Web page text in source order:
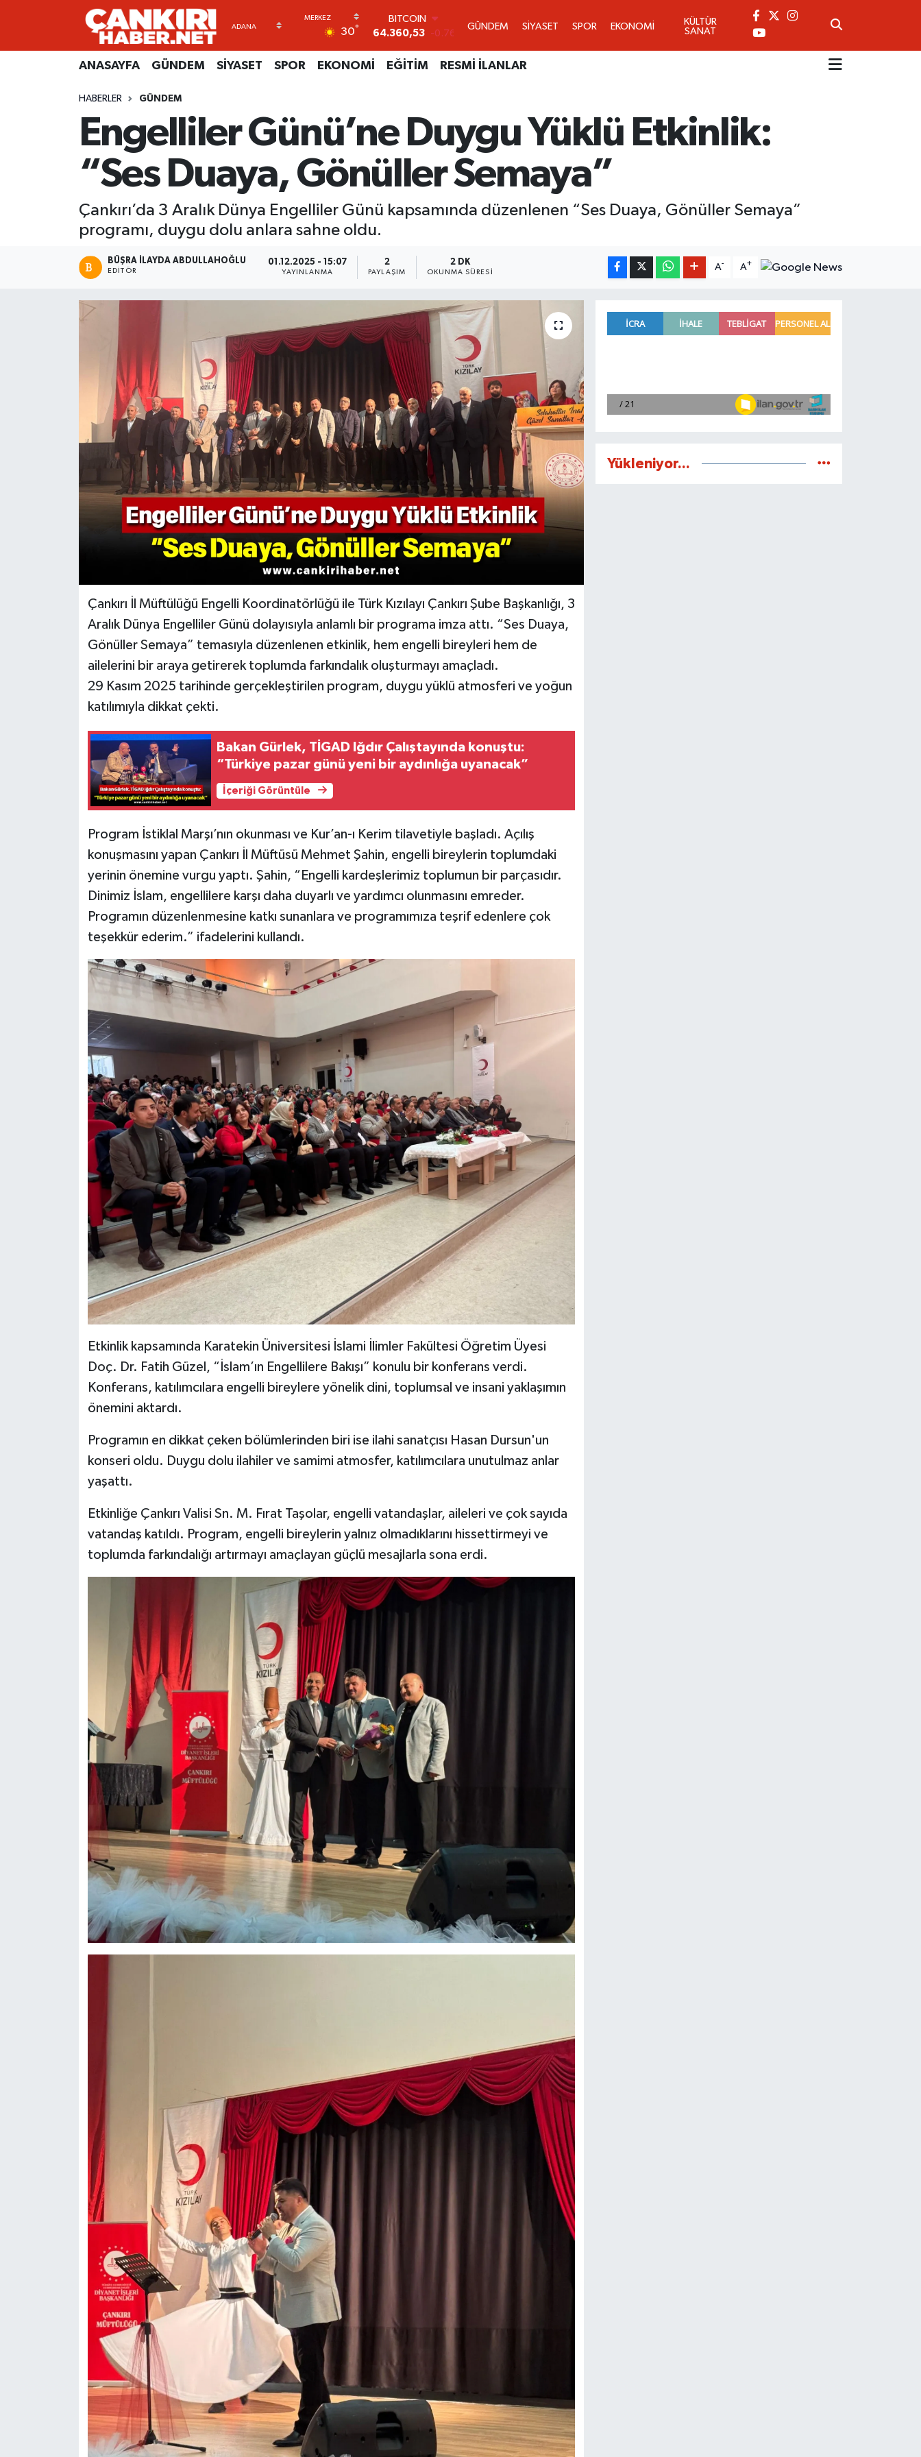
30°
DOLAR
47,7069
0.17
55,0265 0.01
6618.49 2.12
BİST100
13.887
64
64.360,53 -0.76
GÜNDEM SİYASET SPOR EKONOMİ
KÜLTÜR
SANAT
ANASAYFA GÜNDEM SİYASET SPOR EKONOMİ EĞİTİM RESMİ İLANLAR
HABERLER GÜNDEM
Engelliler Günü’ne Duygu Yüklü Etkinlik:
“Ses Duaya, Gönüller Semaya”
Çankırı’da 3 Aralık Dünya Engelliler Günü kapsamında düzenlenen “Ses Duaya, Gönüller Semaya”
programı, duygu dolu anlara sahne oldu.
BÜŞRA İLAYDA ABDULLAHOĞLU
EDITÖR
01.12.2025 - 15:07
YAYINLANMA
2
PAYLAŞIM
2 DK
OKUNMA SÜRESI
A- A+
Çankırı İl Müftülüğü Engelli Koordinatörlüğü ile Türk Kızılayı Çankırı Şube Başkanlığı, 3
Aralık Dünya Engelliler Günü dolayısıyla anlamlı bir programa imza attı. “Ses Duaya,
Gönüller Semaya” temasıyla düzenlenen etkinlik, hem engelli bireyleri hem de
ailelerini bir araya getirerek toplumda farkındalık oluşturmayı amaçladı.
29 Kasım 2025 tarihinde gerçekleştirilen program, duygu yüklü atmosferi ve yoğun
katılımıyla dikkat çekti.
Bakan Gürlek, TİGAD Iğdır Çalıştayında konuştu:
“Türkiye pazar günü yeni bir aydınlığa uyanacak”
İçeriği Görüntüle
Program İstiklal Marşı’nın okunması ve Kur’an-ı Kerim tilavetiyle başladı. Açılış
konuşmasını yapan Çankırı İl Müftüsü Mehmet Şahin, engelli bireylerin toplumdaki
yerinin önemine vurgu yaptı. Şahin, “Engelli kardeşlerimiz toplumun bir parçasıdır.
Dinimiz İslam, engellilere karşı daha duyarlı ve yardımcı olunmasını emreder.
Programın düzenlenmesine katkı sunanlara ve programımıza teşrif edenlere çok
teşekkür ederim.” ifadelerini kullandı.
Etkinlik kapsamında Karatekin Üniversitesi İslami İlimler Fakültesi Öğretim Üyesi
Doç. Dr. Fatih Güzel, “İslam’ın Engellilere Bakışı” konulu bir konferans verdi.
Konferans, katılımcılara engelli bireylere yönelik dini, toplumsal ve insani yaklaşımın
önemini aktardı.
Programın en dikkat çeken bölümlerinden biri ise ilahi sanatçısı Hasan Dursun'un
konseri oldu. Duygu dolu ilahiler ve samimi atmosfer, katılımcılara unutulmaz anlar
yaşattı.
Etkinliğe Çankırı Valisi Sn. M. Fırat Taşolar, engelli vatandaşlar, aileleri ve çok sayıda
vatandaş katıldı. Program, engelli bireylerin yalnız olmadıklarını hissettirmeyi ve
toplumda farkındalığı artırmayı amaçlayan güçlü mesajlarla sona erdi.
Yükleniyor...
ANASAYFA
RESMİ İLANLAR
Künye
Gizlilik Sözleşmesi
BİYOGRAFİLER
GÜNDEM
Merkez Hava Durumu
Süper Lig Puan Durumu ve Fikstür
Tüm Manşetler
Haber Arşivi